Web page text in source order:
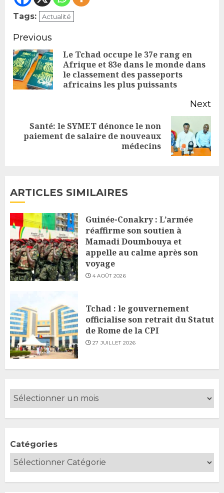
Tags: Actualité
Continue
Reading
Previous
Le Tchad occupe le 37e rang en
Afrique et 83e dans le monde dans
le classement des passeports
africains les plus puissants
Next
Next
Santé: le SYMET dénonce le non
paiement de salaire de nouveaux
médecins
ARTICLES SIMILAIRES
Guinée-Conakry : L’armée
réaffirme son soutien à
Mamadi Doumbouya et
appelle au calme après son
voyage
4 AOÛT 2026
Tchad : le gouvernement
officialise son retrait du Statut
de Rome de la CPI
27 JUILLET 2026
Catégories